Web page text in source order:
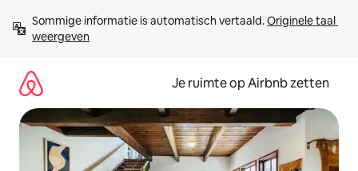
direct
naar
Sommige informatie is automatisch vertaald. Originele taal
weergeven
Je ruimte op Airbnb zetten